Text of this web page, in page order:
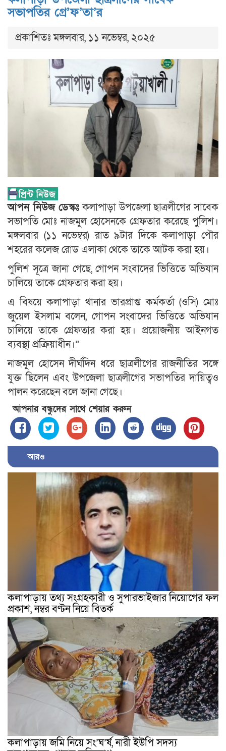
সভাপতির গ্রে’ফ’তা’র
প্রকাশিতঃ মঙ্গলবার, ১১ নভেম্বর, ২০২৫
আপন নিউজ ডেস্কঃকলাপাড়া উপজেলা ছাত্রলীগের সাবেক
সভাপতি মোঃ নাজমুল হোসেনকে গ্রেফতার করেছে পুলিশ।
মঙ্গলবার (১১ নভেম্বর) রাত ৯টার দিকে কলাপাড়া পৌর
শহরের কলেজ রোড এলাকা থেকে তাকে আটক করা হয়।
পুলিশ সূত্রে জানা গেছে, গোপন সংবাদের ভিত্তিতে অভিযান
চালিয়ে তাকে গ্রেফতার করা হয়।
এ বিষয়ে কলাপাড়া থানার ভারপ্রাপ্ত কর্মকর্তা (ওসি) মোঃ
জুয়েল ইসলাম বলেন, গোপন সংবাদের ভিত্তিতে অভিযান
চালিয়ে তাকে গ্রেফতার করা হয়। প্রয়োজনীয় আইনগত
ব্যবস্থা প্রক্রিয়াধীন।”
নাজমুল হোসেন দীর্ঘদিন ধরে ছাত্রলীগের রাজনীতির সঙ্গে
যুক্ত ছিলেন এবং উপজেলা ছাত্রলীগের সভাপতির দায়িত্বও
পালন করেছেন বলে জানা গেছে।
আপনার বন্ধুদের সাথে শেয়ার করুন
আরও
কলাপাড়ায় তথ্য সংগ্রহকারী ও সুপারভাইজার নিয়োগের ফল
প্রকাশ, নম্বর বণ্টন নিয়ে বিতর্ক
কলাপাড়ায় জমি নিয়ে সং’ঘ’র্ষ, নারী ইউপি সদস্য